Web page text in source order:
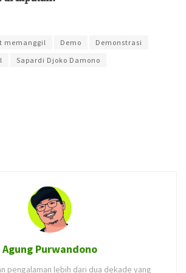
memanggil Demo
Demonstrasi
Sapardi Djoko Damono
Agung Purwandono
pengalaman lebih dari dua dekade yang